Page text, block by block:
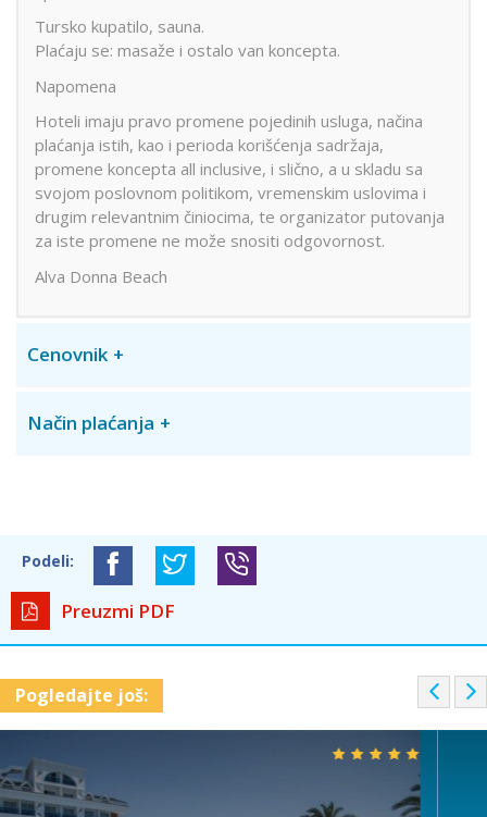
Tursko kupatilo, sauna.
Plaćaju se: masaže i ostalo van koncepta.
Napomena
Hoteli imaju pravo promene pojedinih usluga, načina
plaćanja istih, kao i perioda korišćenja sadržaja,
promene koncepta all inclusive, i slično, a u skladu sa
svojom poslovnom politikom, vremenskim uslovima i
drugim relevantnim činiocima, te organizator putovanja
za iste promene ne može snositi odgovornost.
Alva Donna Beach
Cenovnik
Način plaćanja
Podeli:
Preuzmi PDF
Pogledajte još:
r